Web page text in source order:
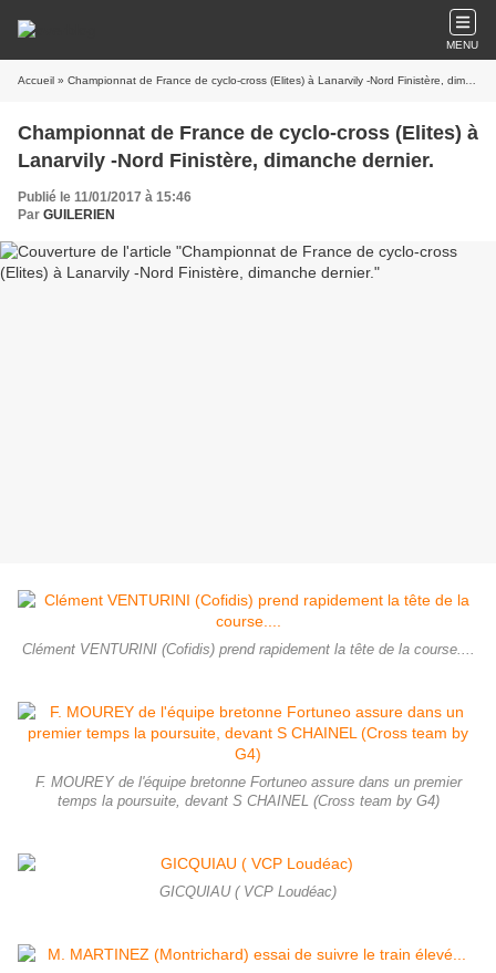
MENU
Accueil » Championnat de France de cyclo-cross (Elites) à Lanarvily -Nord Finistère, dimanche dernier.
Championnat de France de cyclo-cross (Elites) à
Lanarvily -Nord Finistère, dimanche dernier.
Publié le 11/01/2017 à 15:46
Par GUILERIEN
Clément VENTURINI (Cofidis) prend rapidement la tête de la course....
F. MOUREY de l'équipe bretonne Fortuneo assure dans un premier
temps la poursuite, devant S CHAINEL (Cross team by G4)
GICQUIAU ( VCP Loudéac)